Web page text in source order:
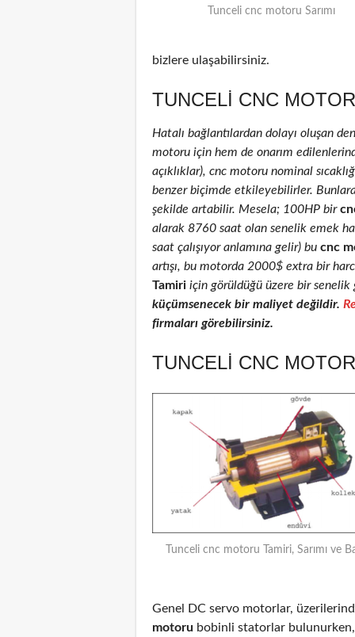
Tunceli cnc motoru Sarımı
bizlere ulaşabilirsiniz.
TUNCELI CNC
Hatalı bağlantılardan dolayı oluşan
motoru için hem de onarım
açıklıklar), cnc motoru nominal
benzer biçimde etkileyebilirler.
şekilde artabilir. Mesela; 100HP bir
alarak 8760 saat olan senelik emek
saat çalışıyor anlamına gelir) bu cnc
artışı, bu motorda 2000$ extra bir
Tamiri için görüldüğü üzere bir senelik
küçümsenecek bir maliyet değildir.
firmaları görebilirsiniz.
TUNCELI CNC
Tunceli cnc motoru Tamiri, Sarımı ve
Genel DC servo motorlar,
motoru bobinli statorlar bulunurken,